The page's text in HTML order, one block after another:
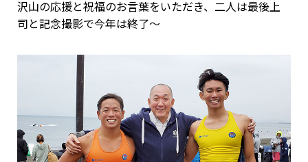
沢山の応援と祝福のお言葉をいただき、二人は最後上
司と記念撮影で今年は終了～